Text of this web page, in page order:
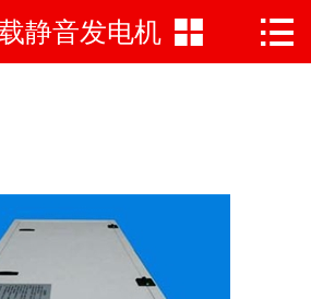
网站首页
产品中心
静音发电机  